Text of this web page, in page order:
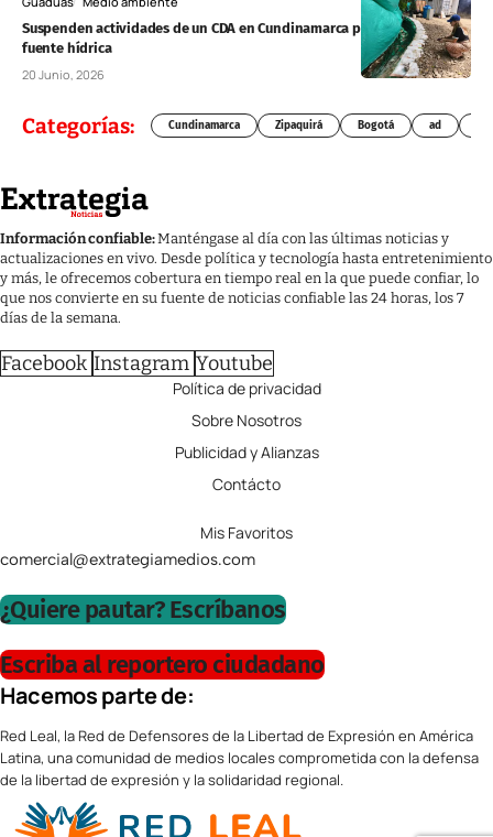
Suspenden actividades de un CDA en Cundinamarca por afectaciones a
fuente hídrica
20 Junio, 2026
Categorías: Cundinamarca Zipaquirá Bogotá ad
Información confiable:Manténgase al día con las últimas noticias y
actualizaciones en vivo. Desde política y tecnología hasta entretenimiento
y más, le ofrecemos cobertura en tiempo real en la que puede confiar, lo
que nos convierte en su fuente de noticias confiable las 24 horas, los 7
días de la semana.
Facebook Instagram Youtube
Política de privacidad
Sobre Nosotros
Publicidad y Alianzas
Contácto
Mis Favoritos
comercial@extrategiamedios.com
¿Quiere pautar? Escríbanos
Escriba al reportero ciudadano
Hacemos parte de:
Red Leal, la Red de Defensores de la Libertad de Expresión en América
Latina, una comunidad de medios locales comprometida con la defensa
de la libertad de expresión y la solidaridad regional.